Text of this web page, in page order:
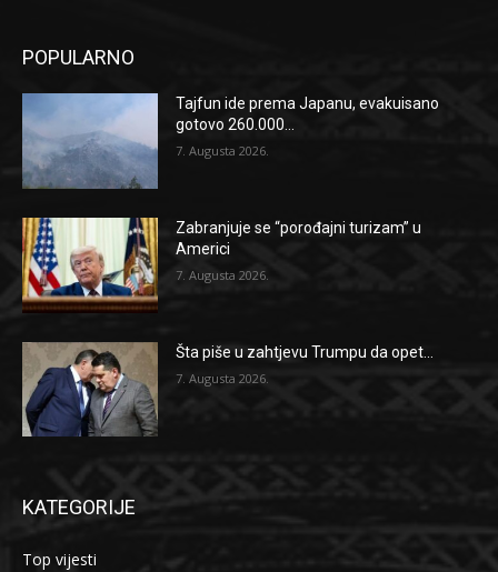
POPULARNO
Tajfun ide prema Japanu, evakuisano
gotovo 260.000...
7. Augusta 2026.
Zabranjuje se “porođajni turizam” u
Americi
7. Augusta 2026.
Šta piše u zahtjevu Trumpu da opet...
7. Augusta 2026.
KATEGORIJE
Top vijesti